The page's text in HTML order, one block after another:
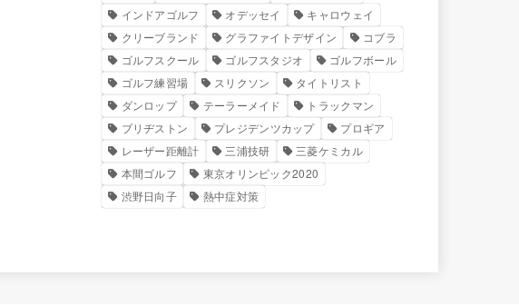
インドアゴルフ
オデッセイ
キャロウェイ
クリーブランド
グラファイトデザイン
コブラ
ゴルフスクール
ゴルフスタジオ
ゴルフボール
ゴルフ練習場
スリクソン
タイトリスト
ダンロップ
テーラーメイド
トラックマン
ブリヂストン
プレジデンツカップ
プロギア
レーザー距離計
三浦技研
三菱ケミカル
本間ゴルフ
東京オリンピック2020
渋野日向子
熱中症対策